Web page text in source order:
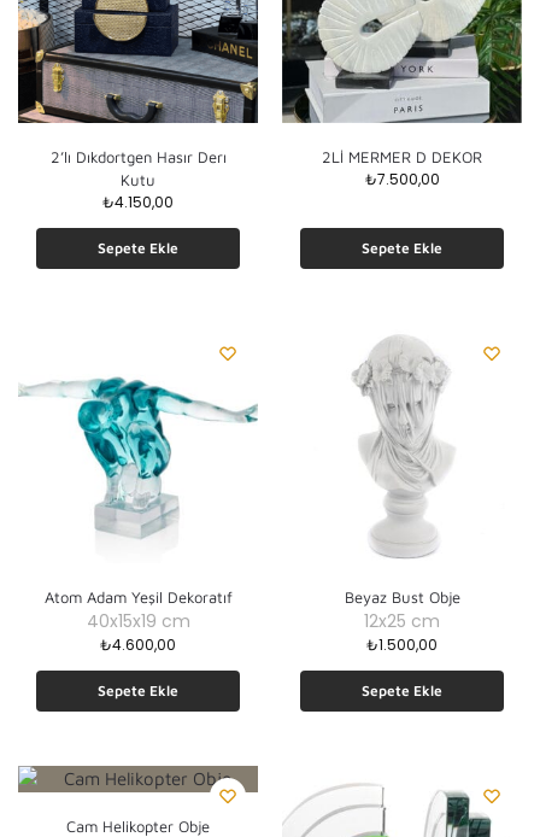
2’lı Dıkdortgen Hasır Derı
Kutu
₺4.150,00
Sepete Ekle
2Lİ MERMER D DEKOR
₺7.500,00
Sepete Ekle
Atom Adam Yeşil Dekoratıf
40x15x19 cm
₺4.600,00
Sepete Ekle
Beyaz Bust Obje
12x25 cm
₺1.500,00
Sepete Ekle
Cam Helikopter Obje